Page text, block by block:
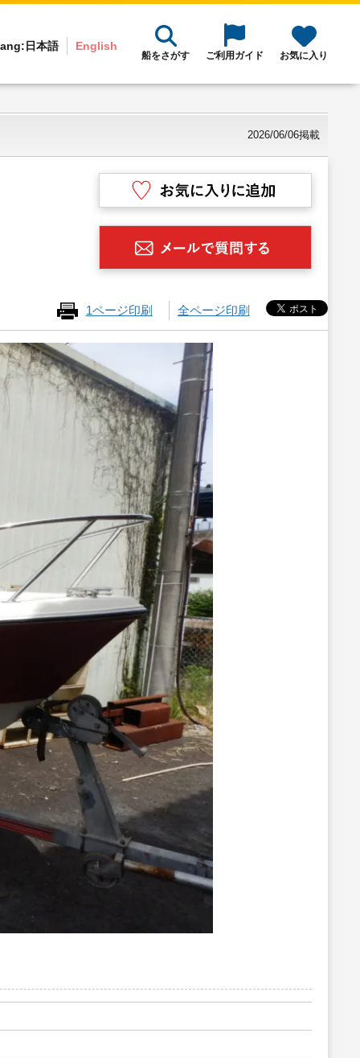
日本語 English
船をさがす ご利用ガイド お気に入り
2026/06/06掲載
1ページ印刷 全ページ印刷